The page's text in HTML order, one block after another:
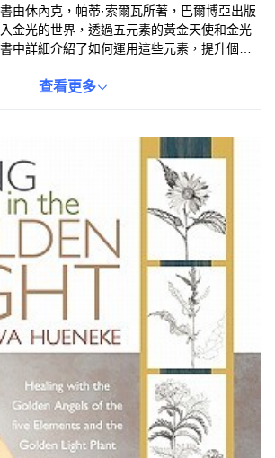
由休內克，帕蒂·索爾瓦所著，巴爾博亞出版
金光的世界，透過五元素的黃金天使和金光
中詳細介紹了如何運用這些元素，提升個人
結，並運用金光植物精華，促進身心靈的平
查看更多